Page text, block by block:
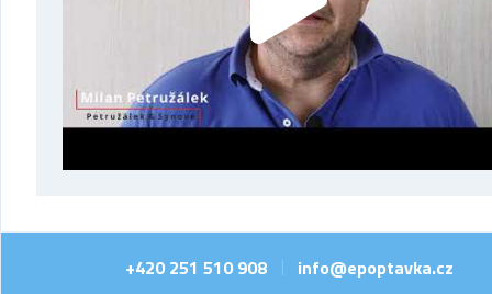
+420 251 510 908 info@epoptavka.cz